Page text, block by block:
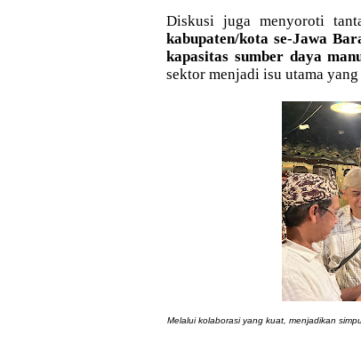
Diskusi juga menyoroti
kabupaten/kota se-Jawa
kapasitas sumber daya
sektor menjadi isu utama yang
Melalui kolaborasi yang kuat, menjadikan